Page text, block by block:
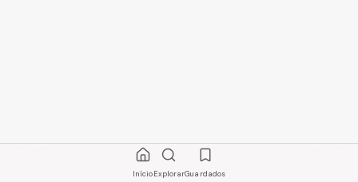
InícioExplorarGuardados